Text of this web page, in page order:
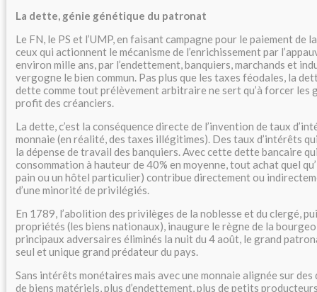
La dette, génie génétique du patronat
Le FN, le PS et l’UMP, en faisant campagne pour le paiement de
ceux qui actionnent le mécanisme de l’enrichissement par
environ mille ans, par l’endettement, banquiers, marchands et
vergogne le bien commun. Pas plus que les taxes féodales, la
dette comme tout prélèvement arbitraire ne sert qu’à forcer les
profit des créanciers.
La dette, c’est la conséquence directe de l’invention de taux
monnaie (en réalité, des taxes illégitimes). Des taux d’intérêts
la dépense de travail des banquiers. Avec cette dette bancaire
consommation à hauteur de 40% en moyenne, tout achat quel
pain ou un hôtel particulier) contribue directement ou
d’une minorité de privilégiés.
En 1789, l’abolition des privilèges de la noblesse et du clergé,
propriétés (les biens nationaux), inaugure le règne de la
principaux adversaires éliminés la nuit du 4 août, le grand
seul et unique grand prédateur du pays.
Sans intérêts monétaires mais avec une monnaie alignée sur
de biens matériels, plus d’endettement, plus de petits